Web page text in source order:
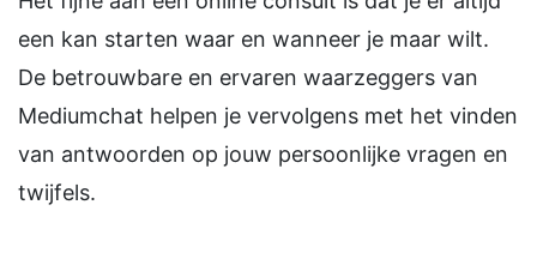
een kan starten waar en wanneer je maar wilt.
De betrouwbare en ervaren waarzeggers van
Mediumchat helpen je vervolgens met het vinden
van antwoorden op jouw persoonlijke vragen en
twijfels.